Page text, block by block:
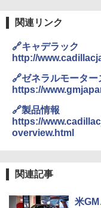
関連リンク
🔗キャデラック
http://
🔗ゼネラルモータ
https://
🔗製品情報
https://
overview.html
関連記事
米